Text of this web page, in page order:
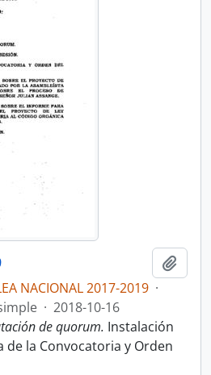
NACIONAL 2017-2019 ·
· 2018-10-16
de quorum. Instalación
de la Convocatoria y Orden